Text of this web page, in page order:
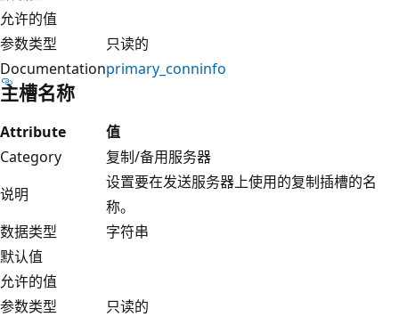
允许的值
参数类型
只读的
Documentationprimary_conninfo
主槽名称
Attribute
值
Category
复制/备用服务器
说明
设置要在发送服务器上使用的复制插槽的名
称。
数据类型
字符串
默认值
允许的值
参数类型
只读的